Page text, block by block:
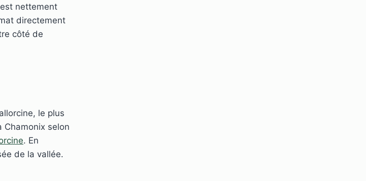
nettement
directement
côté de
le plus
Chamonix selon
. En
de la vallée.